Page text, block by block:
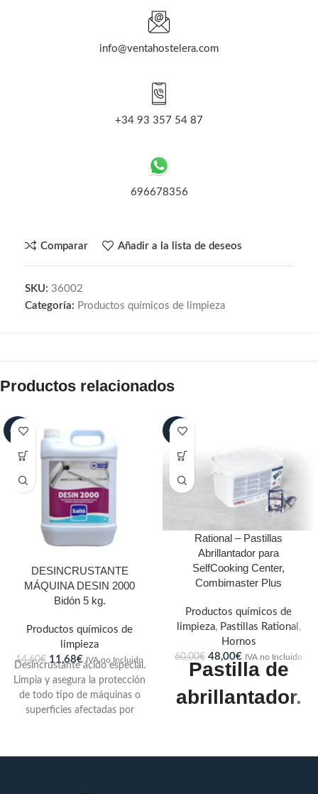
info@ventahostelera.com
+34 93 357 54 87
696678356
Comparar Añadir a la lista de deseos
SKU: 36002
Categoría: Productos químicos de limpieza
Productos relacionados
-20%
DESINCRUSTANTE
MÁQUINA DESIN 2000
Bidón 5 kg.
Productos químicos de
limpieza
14,60€ 11,68€ IVA no Incluido
Desincrustante ácido especial.
Limpia y asegura la protección
de todo tipo de máquinas o
superficies afectadas por
aguas o a la acción de los
-20%
Rational – Pastillas
Abrillantador para
SelfCooking Center,
Combimaster Plus
Productos químicos de
limpieza, Pastillas Rational ,
Hornos
60,00€ 48,00€ IVA no Incluido
Pastilla de
abrillantador.